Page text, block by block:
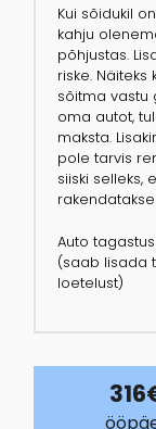
Kui sõidukil
kahju
põhjustas.
riske. Näiteks
sõitma vastu
oma autot,
maksta.
pole tarvis
siiski selleks,
Auto
(saab lisada
loetelust)